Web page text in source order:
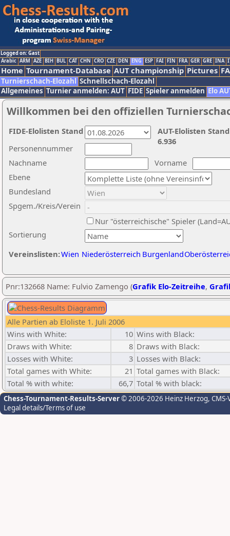
Logged on: Gast
Arabic ARM AZE BIH BUL CAT CHN CRO CZE DEN ENG ESP FAI FIN FRA GER GRE INA
Home Tournament-Database AUT championship Pictures
Turnierschach-Elozahl Schnellschach-Elozahl
Allgemeines Turnier anmelden: AUT FIDE Spieler anmelden Elo
Willkommen bei den offiziellen
Nachname
Vorname
Ebene
Sortierung
Personennummer
Bundesland
Spgem./Kreis/Verein
Nur "österreichische" Spieler
Vereinslisten:Wien Niederösterreich Burgenland
AUT-Elolisten
6.936
FIDE-Elolisten Stand
Pnr:132668 Name: Fulvio Zamengo (Grafik Elo-Zeitreihe,
Alle Partien ab Eloliste 1. Juli 2006
Wins with White:
10 Wins with Black:
Draws with White:
8 Draws with Black:
Losses with White:
3 Losses with Black:
Total games with White:
21 Total games with Black:
Total % with white:
66,7 Total % with black:
Chess-Tournament-Results-Server© 2006-2026 Heinz Herzog,
Legal details/Terms of use